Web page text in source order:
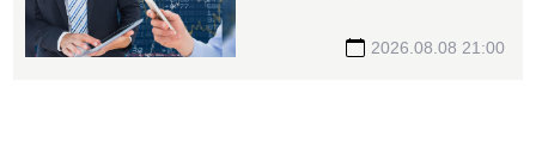
年增46%也不被買單
2026.08.08 21:00